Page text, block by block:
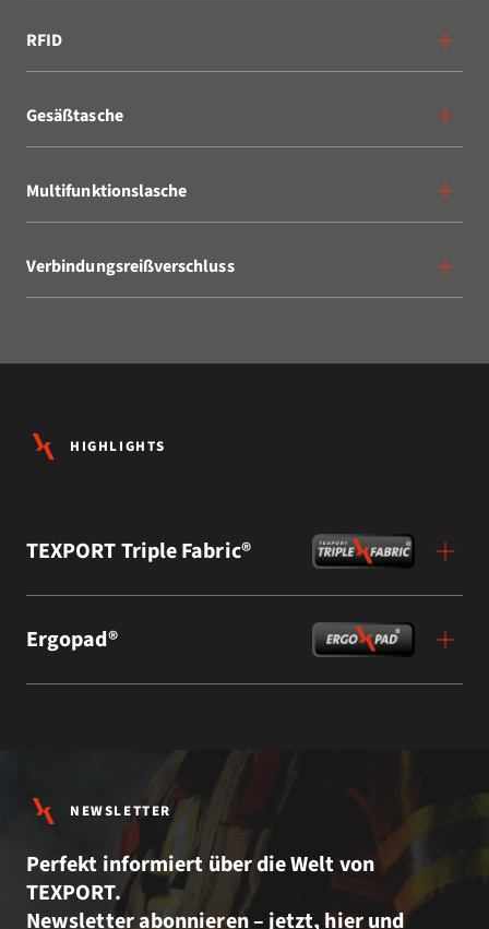
RFID
Gesäßtasche
Multifunktionslasche
Verbindungsreißverschluss
HIGHLIGHTS
TEXPORT Triple Fabric®
Ergopad®
NEWSLETTER
Perfekt informiert über die Welt von
TEXPORT.
Newsletter abonnieren – jetzt, hier und